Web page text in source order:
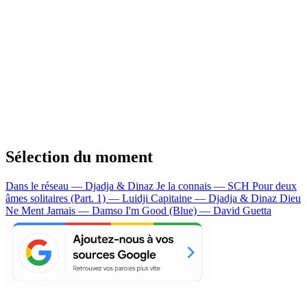
Sélection du moment
Dans le réseau — Djadja & Dinaz Je la connais — SCH Pour deux
âmes solitaires (Part. 1) — Luidji Capitaine — Djadja & Dinaz Dieu
Ne Ment Jamais — Damso I'm Good (Blue) — David Guetta